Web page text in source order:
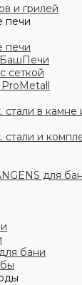
и грилей
печи
печи
БашПечи
сеткой
стали в
стали и
для
бани